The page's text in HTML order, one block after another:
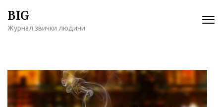
содержимому
BIG
Журнал звички людини